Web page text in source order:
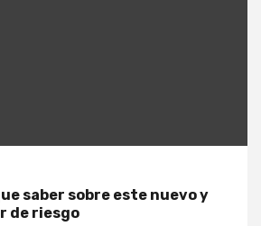
saber sobre este nuevo y
de riesgo